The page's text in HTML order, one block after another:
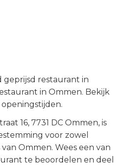
geprijsd restaurant in
in Ommen. Bekijk
16, 7731 DC Ommen, is
voor zowel
van Ommen. Wees een van
te beoordelen en deel